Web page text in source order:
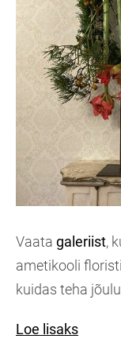
Vaata galeriist,
ametikooli
kuidas teha
Loe lisaks